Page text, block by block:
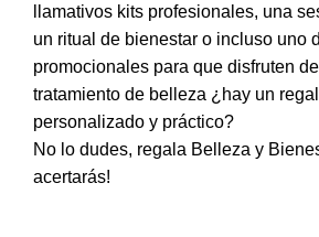
llamativos kits profesionales, una
un ritual de bienestar o incluso uno
promocionales para que disfruten
tratamiento de belleza ¿hay un
personalizado y práctico?
No lo dudes, regala Belleza y
acertarás!